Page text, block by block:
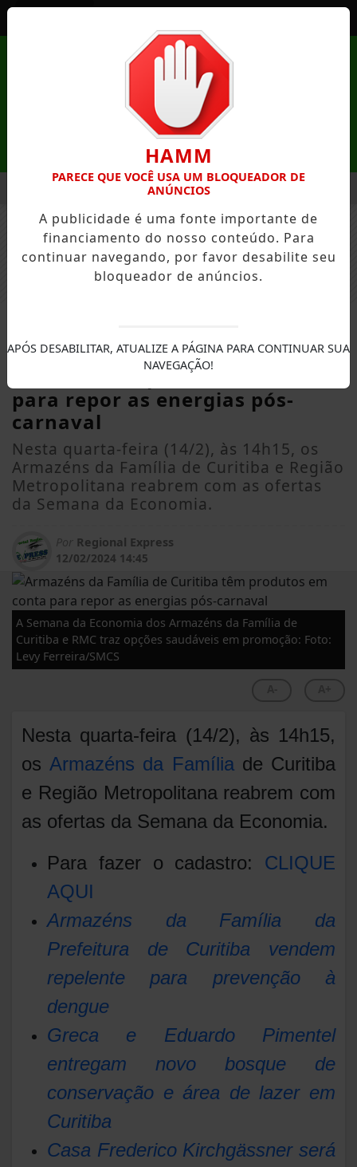
DE MANDAGUAÇU ESTÁ COM INSCRIÇÕES ABERTAS
EM ALTA
FECHAR
Armazéns da Família de
Curitiba têm produtos em conta
para repor as energias pós-
carnaval
Nesta quarta-feira (14/2), às 14h15, os
Armazéns da Família de Curitiba e Região
Metropolitana reabrem com as ofertas
da Semana da Economia.
Por Regional Express
12/02/2024 14:45
A Semana da Economia dos Armazéns da Família de
Curitiba e RMC traz opções saudáveis em promoção: Foto:
Levy Ferreira/SMCS
Nesta quarta-feira (14/2), às 14h15,
os Armazéns da Famíliade Curitiba
e Região Metropolitana reabrem com
as ofertas da Semana da Economia.
Para fazer o cadastro:
CLIQUE
AQUI
Armazéns da Família da
Prefeitura de Curitiba vendem
repelente para prevenção à
dengue
Greca e Eduardo Pimentel
entregam novo bosque de
conservação e área de lazer em
Curitiba
Casa Frederico Kirchgässner será
HAMM
PARECE QUE VOCÊ USA UM BLOQUEADOR DE
ANÚNCIOS
A publicidade é uma fonte importante de
financiamento do nosso conteúdo. Para
continuar navegando, por favor desabilite seu
bloqueador de anúncios.
APÓS DESABILITAR, ATUALIZE A PÁGINA PARA CONTINUAR SUA
NAVEGAÇÃO!